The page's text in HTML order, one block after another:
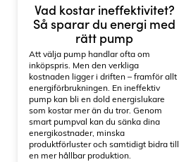
Vad kostar ineffektivitet?
Så sparar du energi med
rätt pump
Att välja pump handlar ofta om
inköpspris. Men den verkliga
kostnaden ligger i driften – framför allt
energiförbrukningen. En ineffektiv
pump kan bli en dold energislukare
som kostar mer än du tror. Genom
smart pumpval kan du sänka dina
energikostnader, minska
produktförluster och samtidigt bidra till
en mer hållbar produktion.